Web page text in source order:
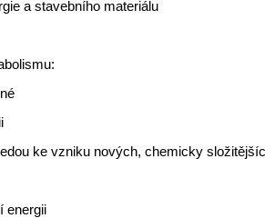
a stavebního materiálu
ke vzniku nových, chemicky
energii